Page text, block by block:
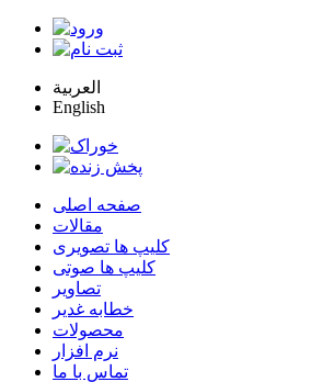
العربية
English
صفحه اصلی
مقالات
کلیپ ها تصویری
کلیپ ها صوتی
تصاویر
خطابه غدیر
محصولات
نرم افزار
تماس با ما